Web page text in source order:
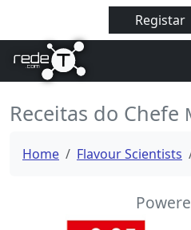
Registar
Receitas do Chefe
Home Flavour Scientists